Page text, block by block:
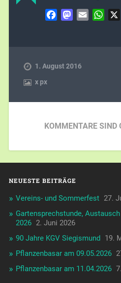
FacebookMastodon
Email
1. August 2016
xpx
KOMMENTARE SIND
NEUESTE BEITRÄGE
Vereins- und Sommerfest 27.
Gartensprechstunde,
2026 2. Juni 2026
90 Jahre KGV Siegismund
19.
Pflanzenbasar am 09.05.2026
Pflanzenbasar am 11.04.2026